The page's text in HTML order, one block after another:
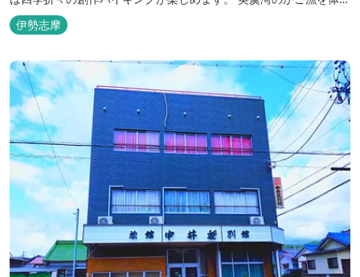
できるクルーズ船は毎日運行しており、漁で獲れた魚を食べること
もできます。
伊勢志摩